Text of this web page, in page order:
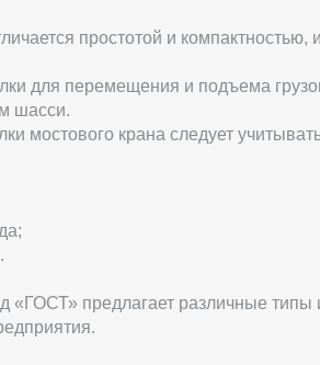
простотой и
для перемещения и подъема
шасси.
мостового крана следует
«ГОСТ» предлагает различные типы